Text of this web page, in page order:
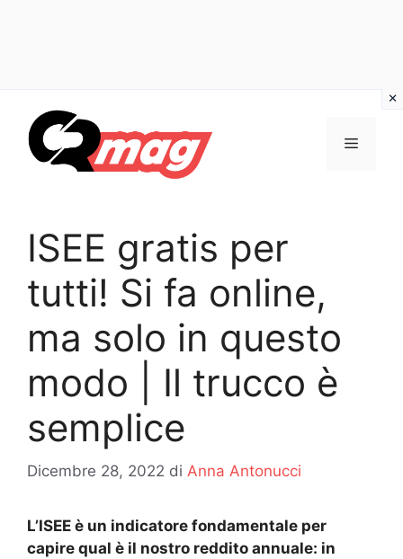
contenuto
Menu
ISEE gratis per
tutti! Si fa online,
ma solo in questo
modo | Il trucco è
semplice
Dicembre 28, 2022 di Anna Antonucci
L’ISEE è un indicatore fondamentale per
capire qual è il nostro reddito annuale: in